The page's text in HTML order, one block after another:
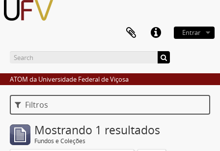
Entrar
ATOM da Universidade Federal de Viçosa
Filtros
Mostrando 1 resultados
Fundos e Coleções